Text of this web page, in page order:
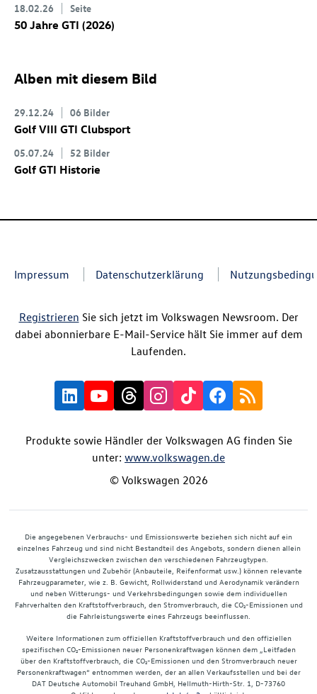
18.02.26 Seite
50 Jahre GTI (2026)
Alben mit diesem Bild
29.12.24 06 Bilder
Golf VIII GTI Clubsport
05.07.24 52 Bilder
Golf GTI Historie
Impressum Datenschutzerklärung
Registrieren Sie sich jetzt im Volkswagen Newsroom. Der
dabei abonnierbare E-Mail-Service hält Sie immer auf dem
Laufenden.
Produkte sowie Händler der Volkswagen AG finden Sie
unter: www.volkswagen.de
© Volkswagen 2026
Die angegebenen Verbrauchs- und Emissionswerte beziehen sich nicht auf ein
einzelnes Fahrzeug und sind nicht Bestandteil des Angebots, sondern dienen allein
Vergleichszwecken zwischen den verschiedenen Fahrzeugtypen.
Zusatzausstattungen und Zubehör (Anbauteile, Reifenformat usw.) können relevante
Fahrzeugparameter, wie z. B. Gewicht, Rollwiderstand und Aerodynamik verändern
und neben Witterungs- und Verkehrsbedingungen sowie dem individuellen
Fahrverhalten den Kraftstoffverbrauch, den Stromverbrauch, die CO₂-Emissionen und
die Fahrleistungswerte eines Fahrzeugs beeinflussen.
Weitere Informationen zum offiziellen Kraftstoffverbrauch und den offiziellen
spezifischen CO₂-Emissionen neuer Personenkraftwagen können dem „Leitfaden
über den Kraftstoffverbrauch, die CO₂-Emissionen und den Stromverbrauch neuer
Personenkraftwagen“ entnommen werden, der an allen Verkaufsstellen und bei der
DAT Deutsche Automobil Treuhand GmbH, Hellmuth-Hirth-Str. 1, D-73760